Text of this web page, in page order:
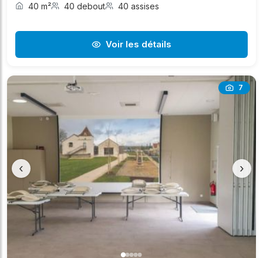
40 m² 40 debout 40 assises
Voir les détails
7
‹ ›